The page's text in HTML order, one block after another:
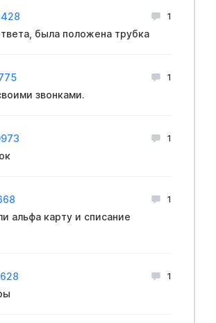
1
была положена трубка
1
звонками.
1
1
альфа карту и списание
1